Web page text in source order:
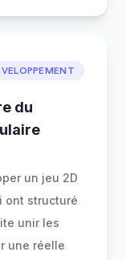
du
un jeu 2D
ont structuré
unir les
une réelle